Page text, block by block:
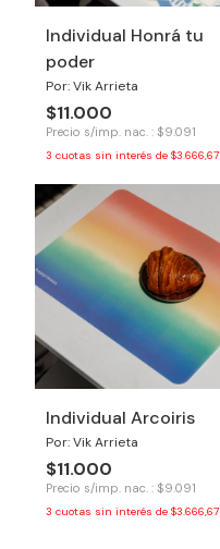
Individual Honrá tu
poder
Por: Vik Arrieta
$11.000
Precio s/imp. nac. : $9.091
3 cuotas sin interés de $3.666,67
Individual Arcoiris
Por: Vik Arrieta
$11.000
Precio s/imp. nac. : $9.091
3 cuotas sin interés de $3.666,67